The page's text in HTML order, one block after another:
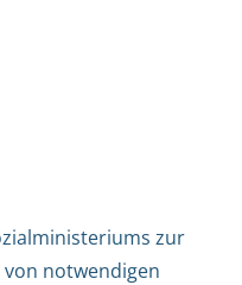
zur
notwendigen